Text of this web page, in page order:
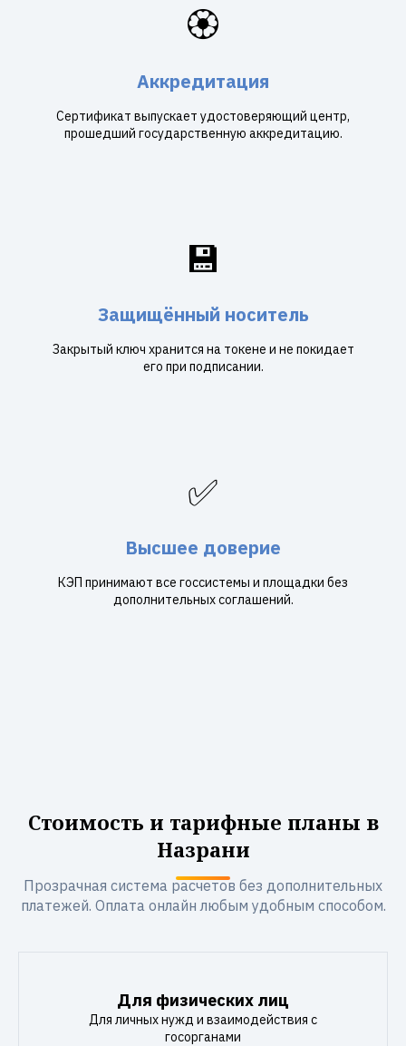
🏵️
Аккредитация
Сертификат выпускает удостоверяющий центр,
прошедший государственную аккредитацию.
💾
Защищённый носитель
Закрытый ключ хранится на токене и не покидает
его при подписании.
✅
Высшее доверие
КЭП принимают все госсистемы и площадки без
дополнительных соглашений.
Стоимость и тарифные планы в
Назрани
Прозрачная система расчетов без дополнительных
платежей. Оплата онлайн любым удобным способом.
Для физических лиц
Для личных нужд и взаимодействия с
госорганами